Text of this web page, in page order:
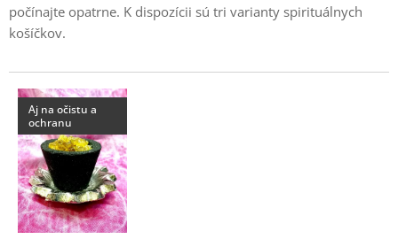
počínajte opatrne. K dispozícii sú tri varianty spirituálnych
košíčkov.
Aj na očistu a
ochranu